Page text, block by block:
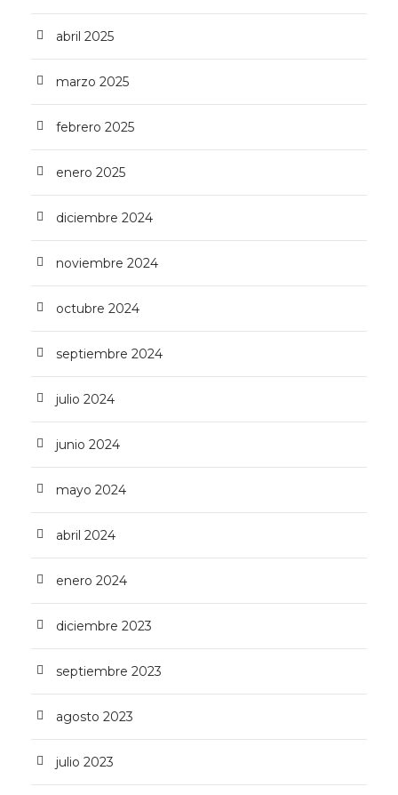
abril 2025
marzo 2025
febrero 2025
enero 2025
diciembre 2024
noviembre 2024
octubre 2024
septiembre 2024
julio 2024
junio 2024
mayo 2024
abril 2024
enero 2024
diciembre 2023
septiembre 2023
agosto 2023
julio 2023